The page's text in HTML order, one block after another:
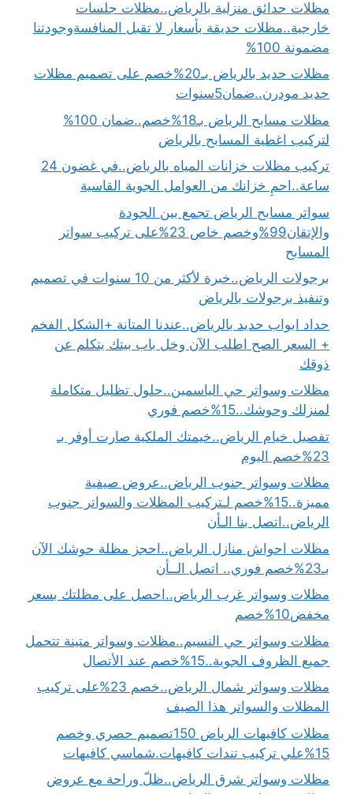
مظلات حدائق منزلية بالرياض..مظلات جلسات
خارجية..مظلات حديقة بأسعار لا تقبل المنافسةوجودتنا
مضمونة 100%
مظلات حديد بالرياض بـ20%خصم على تصميم مظلات
حديد مودرن..ضمان5سنوات
مظلات مسابح الرياض بـ18%خصم..ضمان 100%
لتركيب اغطية المسابح بالرياض
تركيب مظلات خزانات المياه بالرياض..في غضون 24
ساعة..احمِ خزانك من العوامل الجوية القاسية
سواتر مسابح الرياض تجمع بين الجودة
والإتقان99%وخصم خاص 23%على تركيب سواتر
المسابح
برجولات الرياض..خبرة لأكثر من 10 سنوات في تصميم
وتنفيذ برجولات بالرياض
حداد ابواب حديد بالرياض..عندنا المتانة +الشكل الفخم
+ السعر الصح اطلب الآن وخل باب بيتك يتكلم عن
ذوقك
مظلات وسواتر حي الياسمين..حلول تظليل متكاملة
لمنزلك وحوشك..15%خصم فوري
تفصيل خيام الرياض..خيمتك الملكية صارت أوفر بـ
23%خصم اليوم
مظلات وسواتر جنوب الرياض..عروض صيفية
مميزة..15%خصم لـتركيب المظلات والسواتر جنوب
الرياض..اتصل بنا الـأن
مظلات احواش منازل الرياض..احجز مظلة حوشك الآن
بـ23%خصم فوري.. اتصل الــأن
مظلات وسواتر غرب الرياض..احصل على مظلتك بسعر
مخفض10%خصم
مظلات وسواتر حي النسيم..مظلات وسواتر متينة تتحمل
جميع الظروف الجوية..15%خصم عند الأتصال
مظلات وسواتر شمال الرياض..خصم 23%على تركيب
المظلات والسواتر هذا الصيف
مظلات كافيهات الرياض 150تصميم حصري وخصم
15%علي تركيب تندات كافيهات.شماسي كافيهات
مظلات وسواتر شرق الرياض..ظلّ وراحة مع عروض